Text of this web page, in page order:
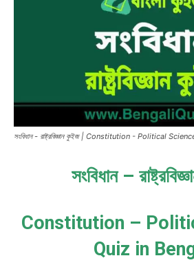
সংবিধান - রাষ্ট্রবিজ্ঞান কুইজ | Constitution - Political
সংবিধান –
Constitution –
Quiz in